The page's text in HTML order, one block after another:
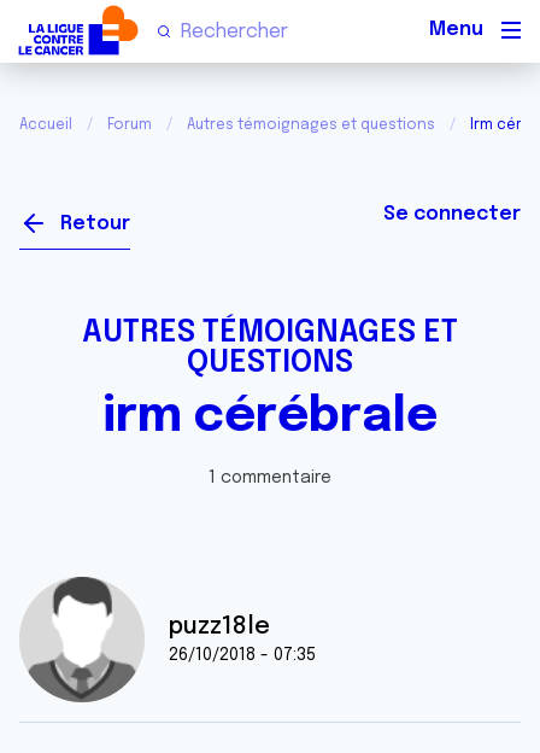
Accueil Forum Autres témoignages et questions Irm
Retour Se connecter
AUTRES TÉMOIGNAGES ET
QUESTIONS
irm cérébrale
1 commentaire
puzz18le
26/10/2018 - 07:35